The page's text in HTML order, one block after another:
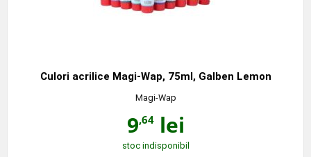
Culori acrilice Magi-Wap, 75ml, Galben Lemon
Magi-Wap
9,64lei
stoc indisponibil